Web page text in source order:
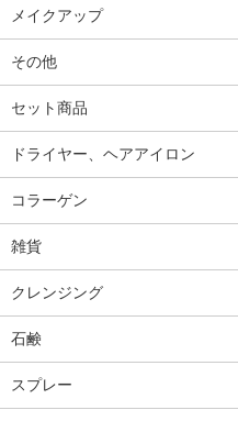
メイクアップ
その他
セット商品
ドライヤー、ヘアアイロン
コラーゲン
雑貨
クレンジング
石鹸
スプレー